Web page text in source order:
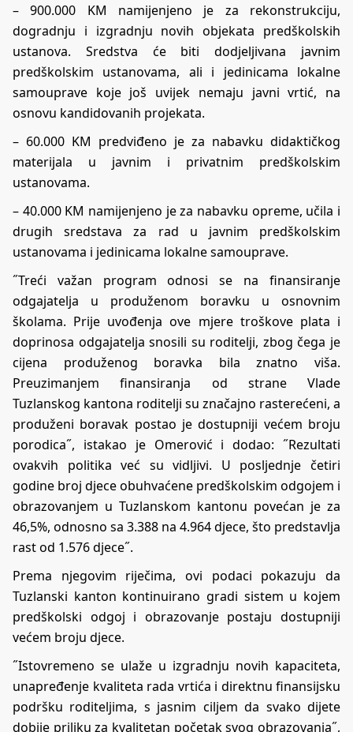
– 900.000 KM namijenjeno je za rekonstrukciju,
dogradnju i izgradnju novih objekata predškolskih
ustanova. Sredstva će biti dodjeljivana javnim
predškolskim ustanovama, ali i jedinicama lokalne
samouprave koje još uvijek nemaju javni vrtić, na
osnovu kandidovanih projekata.
– 60.000 KM predviđeno je za nabavku didaktičkog
materijala u javnim i privatnim predškolskim
ustanovama.
– 40.000 KM namijenjeno je za nabavku opreme, učila i
drugih sredstava za rad u javnim predškolskim
ustanovama i jedinicama lokalne samouprave.
˝Treći važan program odnosi se na finansiranje
odgajatelja u produženom boravku u osnovnim
školama. Prije uvođenja ove mjere troškove plata i
doprinosa odgajatelja snosili su roditelji, zbog čega je
cijena produženog boravka bila znatno viša.
Preuzimanjem finansiranja od strane Vlade
Tuzlanskog kantona roditelji su značajno rasterećeni, a
produženi boravak postao je dostupniji većem broju
porodica˝, istakao je Omerović i dodao: ˝Rezultati
ovakvih politika već su vidljivi. U posljednje četiri
godine broj djece obuhvaćene predškolskim odgojem i
obrazovanjem u Tuzlanskom kantonu povećan je za
46,5%, odnosno sa 3.388 na 4.964 djece, što predstavlja
rast od 1.576 djece˝.
Prema njegovim riječima, ovi podaci pokazuju da
Tuzlanski kanton kontinuirano gradi sistem u kojem
predškolski odgoj i obrazovanje postaju dostupniji
većem broju djece.
˝Istovremeno se ulaže u izgradnju novih kapaciteta,
unapređenje kvaliteta rada vrtića i direktnu finansijsku
podršku roditeljima, s jasnim ciljem da svako dijete
dobije priliku za kvalitetan početak svog obrazovanja˝,